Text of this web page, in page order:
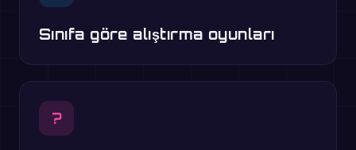
Sınıfa göre alıştırma oyunları
?